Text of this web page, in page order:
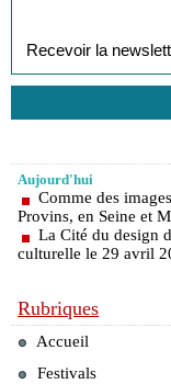
Aujourd'hui
Comme des
Provins, en Seine et
La Cité du design
culturelle le 29 avril
Rubriques
Accueil
Festivals